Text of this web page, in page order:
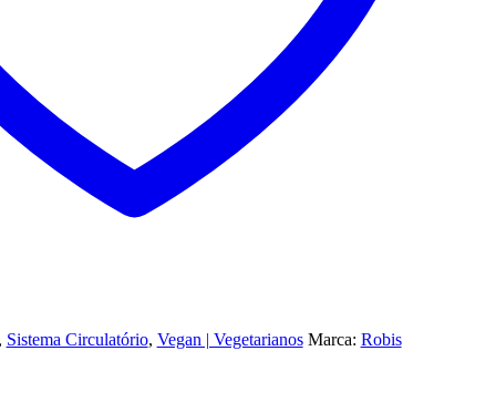
Sistema Circulatório, Vegan | Vegetarianos Marca: Robis